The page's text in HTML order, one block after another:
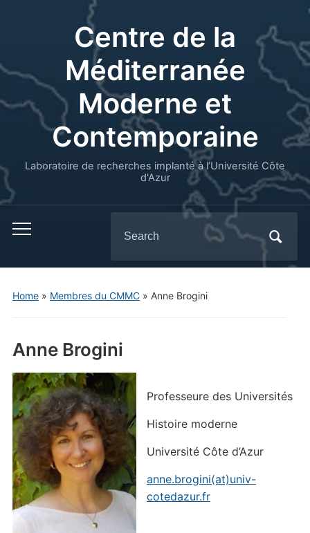
Centre de la
Méditerranée
Moderne et
Contemporaine
Laboratoire de recherches implanté à l’Université Côte
d'Azur
for:
Home» Membres du CMMC» Anne Brogini
Anne Brogini
Professeure des Universités
Histoire moderne
Université Côte d’Azur
anne.brogini(at)univ-
cotedazur.fr